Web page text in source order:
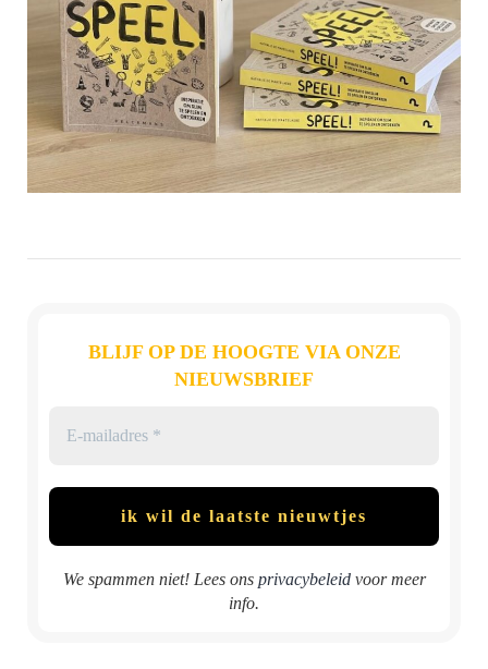
BLIJF OP DE HOOGTE VIA ONZE
NIEUWSBRIEF
We spammen niet! Lees ons privacybeleidvoor meer
info.